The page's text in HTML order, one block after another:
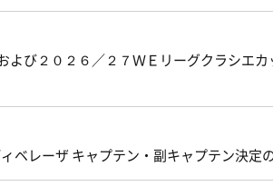
よび２０２６／２７ＷＥリーグクラシエ
ベレーザ キャプテン・副キャプテン決定